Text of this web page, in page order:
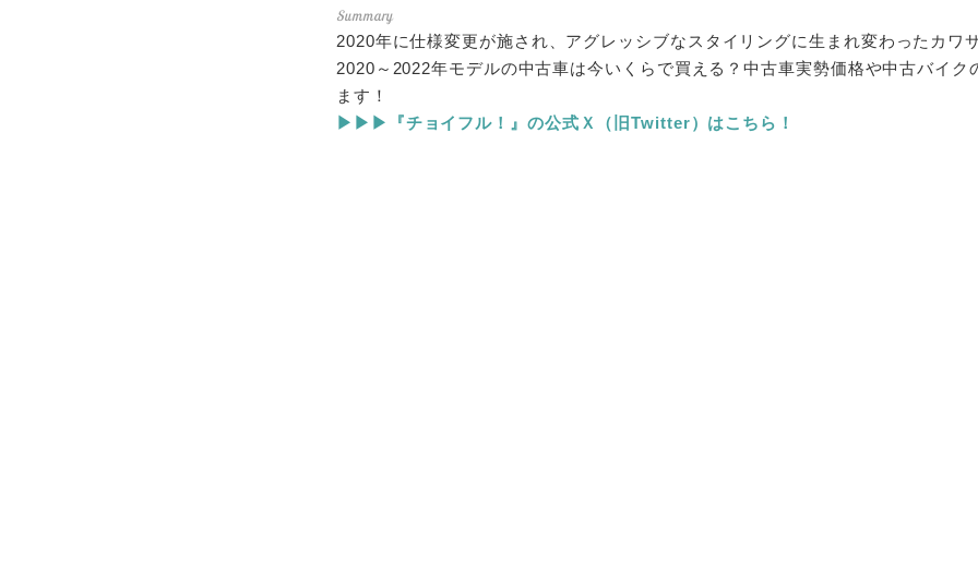
2020年に仕様変更が施され、アグレッシブなスタイリングに生まれ変わったカワ
2020～2022年モデルの中古車は今いくらで買える？中古車実勢価格や中古バイク
ます！
▶▶▶『チョイフル！』の公式Ｘ（旧Twitter）はこちら！